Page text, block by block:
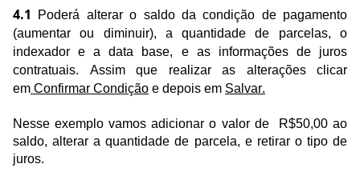
4.1
Poderá alterar o saldo da condição de pagamento
(aumentar ou diminuir), a quantidade de parcelas, o
indexador e a data base, e as informações de juros
contratuais. Assim que realizar as alterações clicar
em Confirmar Condição e depois em Salvar.
Nesse exemplo vamos adicionar o valor de R$50,00 ao
saldo, alterar a quantidade de parcela, e retirar o tipo de
juros.